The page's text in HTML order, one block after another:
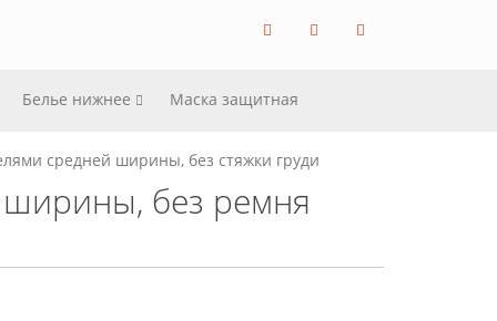
Белье нижнее Маска защитная
средней ширины, без стяжки груди
без ремня